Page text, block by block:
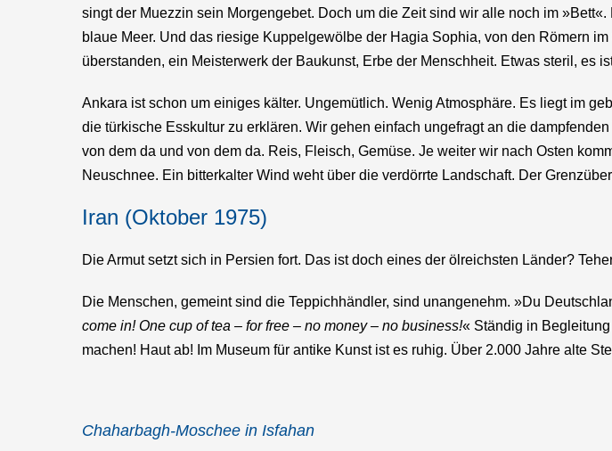
singt der Muezzin sein Morgengebet. Doch um die Zeit sind wir alle noch im
blaue Meer. Und das riesige Kuppelgewölbe der Hagia Sophia, von den Römern
überstanden, ein Meisterwerk der Baukunst, Erbe der Menschheit. Etwas steril, es
Ankara ist schon um einiges kälter. Ungemütlich. Wenig Atmosphäre. Es liegt im
die türkische Esskultur zu erklären. Wir gehen einfach ungefragt an die
von dem da und von dem da. Reis, Fleisch, Gemüse. Je weiter wir nach Osten
Neuschnee. Ein bitterkalter Wind weht über die verdörrte Landschaft. Der
Iran (Oktober 1975)
Die Armut setzt sich in Persien fort. Das ist doch eines der ölreichsten Länder?
Die Menschen, gemeint sind die Teppichhändler, sind unangenehm. »Du
come in! One cup of tea – for free – no money – no business!« Ständig in
machen! Haut ab! Im Museum für antike Kunst ist es ruhig. Über 2.000 Jahre alte
Chaharbagh-Moschee in Isfahan